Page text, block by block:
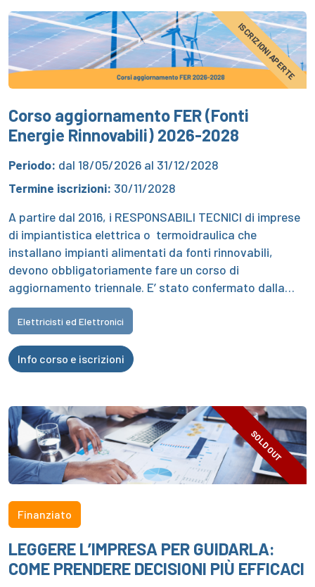
ISCRIZIONI APERTE
Corso aggiornamento FER (Fonti
Energie Rinnovabili) 2026-2028
Periodo: dal 18/05/2026 al 31/12/2028
Termine iscrizioni: 30/11/2028
A partire dal 2016, i RESPONSABILI TECNICI di imprese
di impiantistica elettrica o termoidraulica che
installano impianti alimentati da fonti rinnovabili,
devono obbligatoriamente fare un corso di
aggiornamento triennale. E’ stato confermato dalla…
Elettricisti ed Elettronici
Info corso e iscrizioni
SOLD OUT
Finanziato
LEGGERE L’IMPRESA PER GUIDARLA:
COME PRENDERE DECISIONI PIÙ EFFICACI